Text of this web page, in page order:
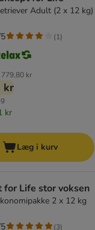
Adult (2 x 12 kg)
779,80 kr
kr
kr
(1)
Læg i kurv
for Life stor voksen
2 x 12 kg
(3)